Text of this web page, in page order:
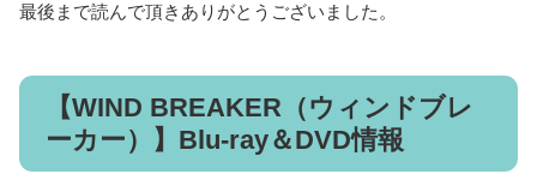
最後まで読んで頂きありがとうございました。
【WIND BREAKER（ウィンドブレ
ーカー）】Blu-ray＆DVD情報